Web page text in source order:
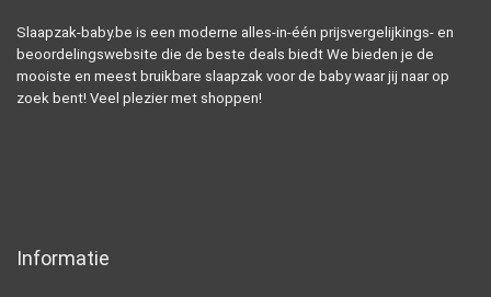
Slaapzak-baby.be is een moderne alles-in-één prijsvergelijkings- en
beoordelingswebsite die de beste deals biedt We bieden je de
mooiste en meest bruikbare slaapzak voor de baby waar jij naar op
zoek bent! Veel plezier met shoppen!
Informatie